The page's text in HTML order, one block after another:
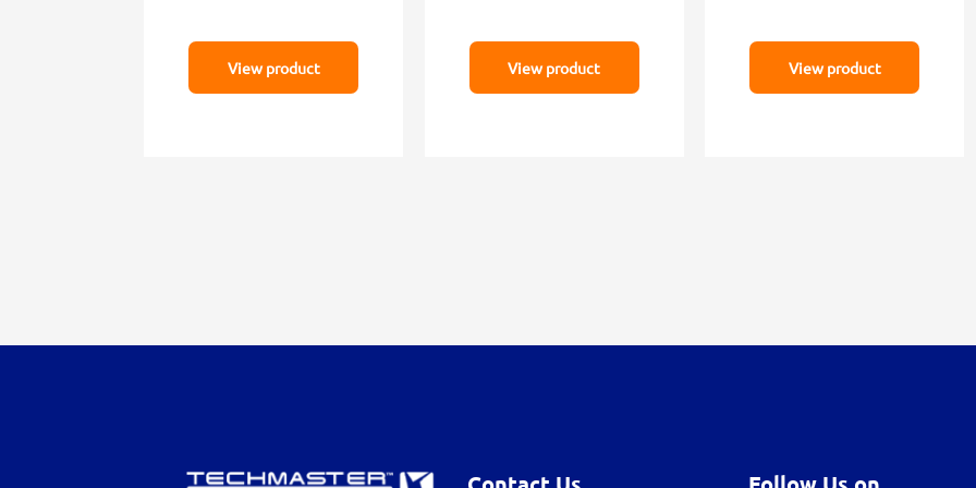
View product View product View product